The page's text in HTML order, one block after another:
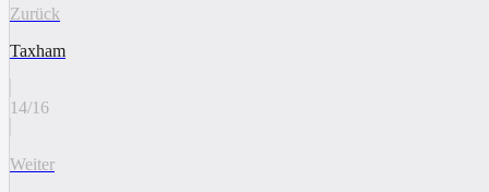
Zurück
Taxham
14/16
Weiter